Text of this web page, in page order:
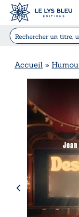
Accueil »